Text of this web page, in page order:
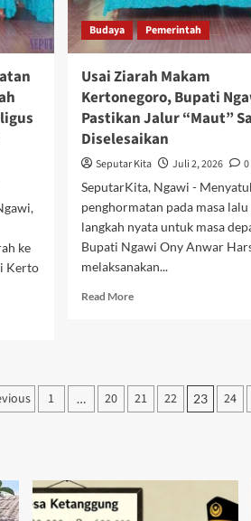
ke
Kerto
Budaya Pemerintah
Usai Ziarah Makam
Kertonegoro, Bupati
Pastikan Jalur “Maut”
Diselesaikan
Seputar Kita Juli 2, 2026
0
SeputarKita, Ngawi -
penghormatan pada masa lalu
langkah nyata untuk masa
Bupati Ngawi Ony Anwar
melaksanakan...
Read MoreRead
Kertonegoro,
Bupati
“Maut”
1 … 20 21 22 23 24